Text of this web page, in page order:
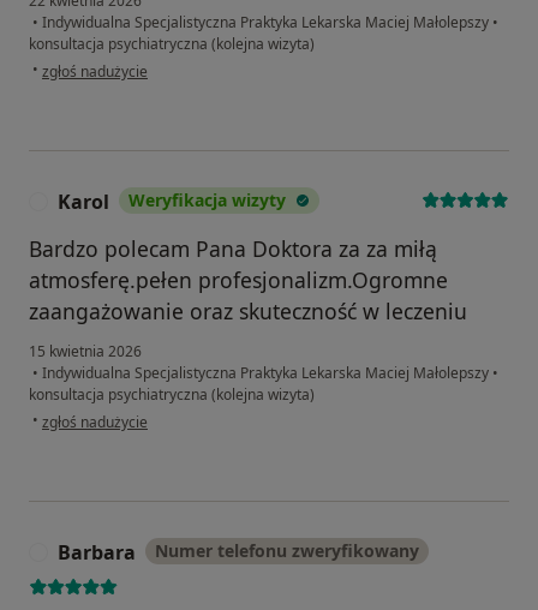
• Indywidualna Specjalistyczna Praktyka Lekarska Maciej Małolepszy •
konsultacja psychiatryczna (kolejna wizyta)
• w opinii użytkownika Adam
zgłoś nadużycie
Karol Weryfikacja wizyty
Bardzo polecam Pana Doktora za za miłą
atmosferę.pełen profesjonalizm.Ogromne
zaangażowanie oraz skuteczność w leczeniu
15 kwietnia 2026
• Indywidualna Specjalistyczna Praktyka Lekarska Maciej Małolepszy •
konsultacja psychiatryczna (kolejna wizyta)
• w opinii użytkownika Karol
zgłoś nadużycie
Barbara Numer telefonu zweryfikowany